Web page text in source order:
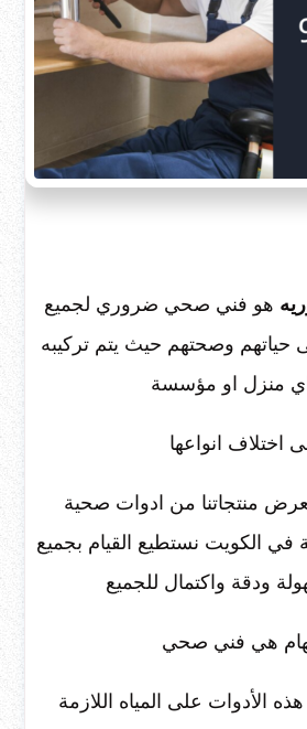
هو فني صحي ضروري لجميع
حياتهم وصحتهم حيث يتم تركيبه
منزل او مؤسسة
اختلاف انواعها
منتجاتنا من ادوات صحية
الكويت نستطيع القيام بجميع
ودقة واكتمال للجميع
هي فني صحي
الأدوات على المياه اللازمة